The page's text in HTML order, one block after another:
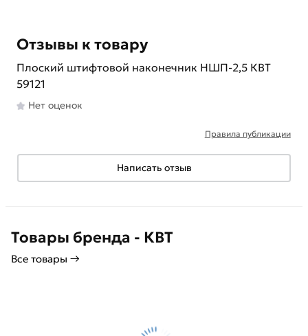
Отзывы к товару
Плоский штифтовой наконечник НШП-2,5 КВТ
59121
Нет оценок
Правила публикации
Написать отзыв
Товары бренда - КВТ
Все товары →